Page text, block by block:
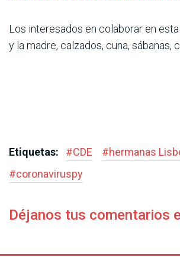
Los interesados en colaborar en
y la madre, calzados, cuna,
Etiquetas: #CDE #hermanas
#coronaviruspy
Déjanos tus comentarios